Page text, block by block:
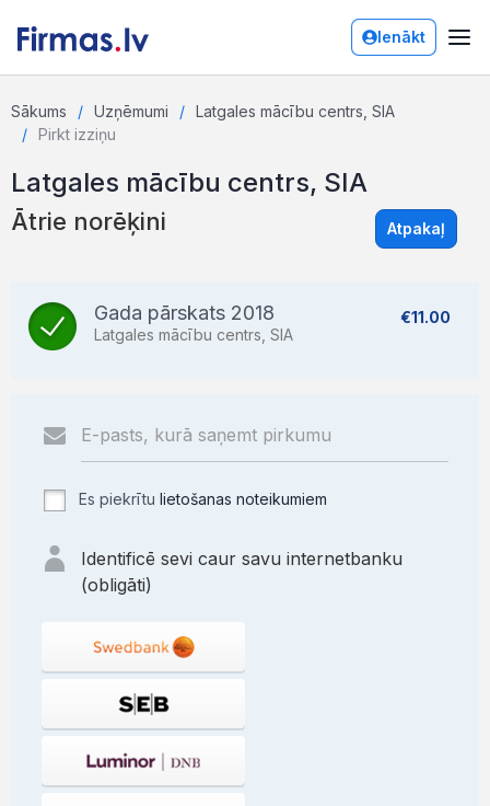
Ienākt
Sākums Uzņēmumi
Latgales mācību centrs, SIA
Pirkt izziņu
Latgales mācību centrs, SIA
Ātrie norēķini Atpakaļ
Gada pārskats 2018
Latgales mācību centrs, SIA
€11.00
Es piekrītu lietošanas noteikumiem
Identificē sevi caur savu internetbanku
(obligāti)